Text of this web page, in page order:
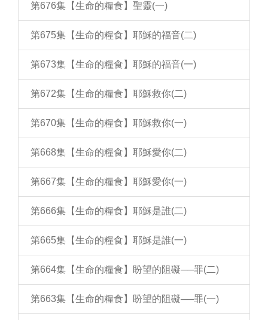
第676集【生命的糧食】聖靈(一)
第675集【生命的糧食】耶穌的福音(二)
第673集【生命的糧食】耶穌的福音(一)
第672集【生命的糧食】耶穌救你(二)
第670集【生命的糧食】耶穌救你(一)
第668集【生命的糧食】耶穌愛你(二)
第667集【生命的糧食】耶穌愛你(一)
第666集【生命的糧食】耶穌是誰(二)
第665集【生命的糧食】耶穌是誰(一)
第664集【生命的糧食】盼望的阻礙──罪(二)
第663集【生命的糧食】盼望的阻礙──罪(一)